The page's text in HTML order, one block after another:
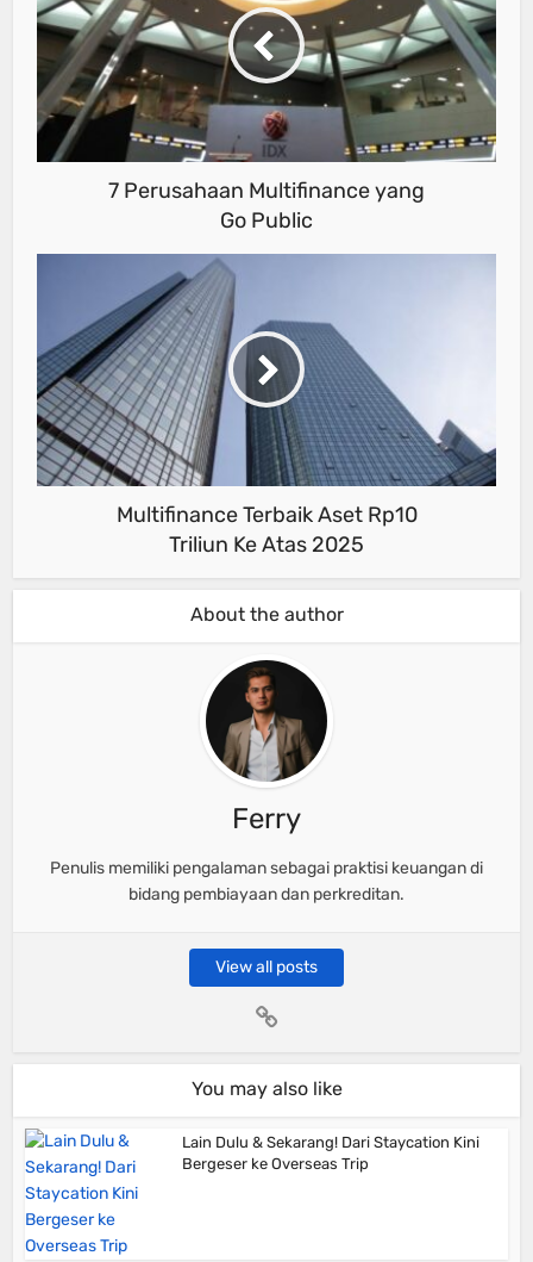
7 Perusahaan Multifinance yang
Go Public
Multifinance Terbaik Aset Rp10
Triliun Ke Atas 2025
About the author
Ferry
Penulis memiliki pengalaman sebagai praktisi keuangan di
bidang pembiayaan dan perkreditan.
View all posts
You may also like
Lain Dulu & Sekarang! Dari Staycation Kini
Bergeser ke Overseas Trip